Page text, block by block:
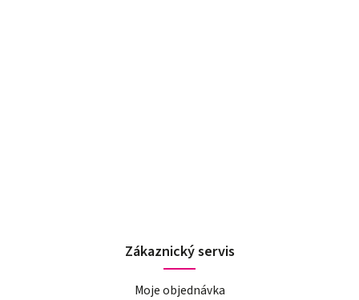
Zákaznický servis
Moje objednávka